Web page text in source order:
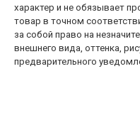
характер и не обязывает
товар в точном
за собой право на
внешнего вида, оттенка,
предварительного